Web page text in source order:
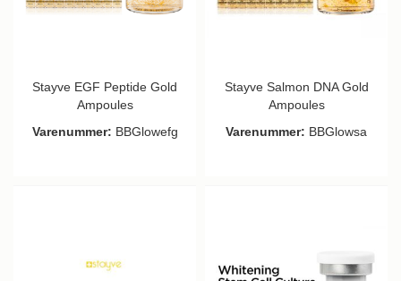
Stayve EGF Peptide Gold
Ampoules
Varenummer: BBGlowefg
Stayve Salmon DNA Gold
Ampoules
Varenummer: BBGlowsa